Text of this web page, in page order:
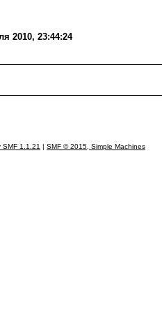
2010, 23:44:24
SMF 1.1.21 | SMF © 2015, Simple Machines